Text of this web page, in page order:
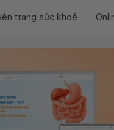
trang sức khoẻ